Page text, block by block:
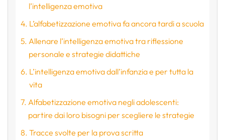
l’intelligenza emotiva
L’alfabetizzazione emotiva fa ancora tardi a scuola
Allenare l’intelligenza emotiva tra riflessione
personale e strategie didattiche
L’intelligenza emotiva dall’infanzia e per tutta la
vita
Alfabetizzazione emotiva negli adolescenti:
partire dai loro bisogni per scegliere le strategie
Tracce svolte per la prova scritta